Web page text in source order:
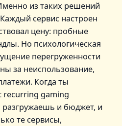
из таких решений
сервис настроен
цену: пробные
Но психологическая
перегруженности
за неиспользование,
Когда ты
recurring gaming
и бюджет, и
те сервисы,